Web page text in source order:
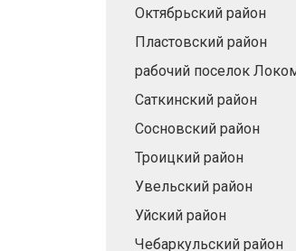
Октябрьский район
Пластовский район
рабочий поселок
Саткинский район
Сосновский район
Троицкий район
Увельский район
Уйский район
Чебаркульский район